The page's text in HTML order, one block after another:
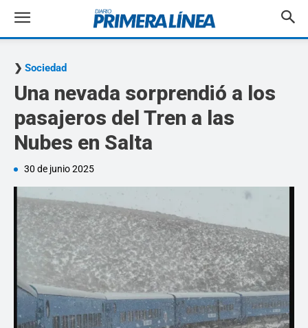
Sociedad
Una nevada sorprendió a los
pasajeros del Tren a las
Nubes en Salta
30 de junio 2025